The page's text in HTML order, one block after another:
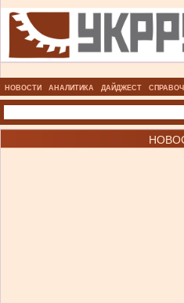
НОВОСТИ АНАЛИТИКА ДАЙДЖЕСТ